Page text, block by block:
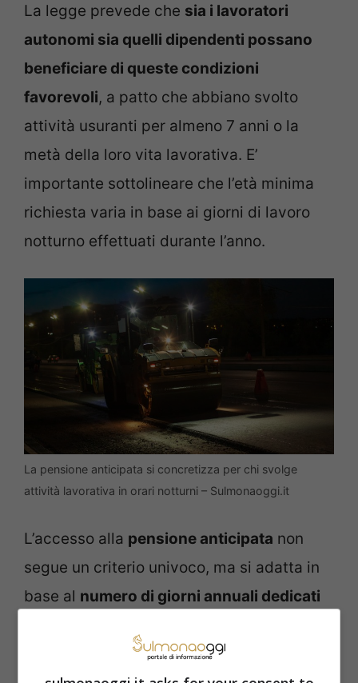
La legge prevede che sia i lavoratori
autonomi sia quelli dipendenti possano
beneficiare di queste condizioni
favorevoli, a patto che abbiano svolto
attività usuranti per almeno 7 anni o la
metà della loro vita lavorativa. E’
importante sottolineare che l’età minima
richiesta varia in base ai giorni di lavoro
notturno effettuati durante l’anno.
La pensione anticipata si concretizza per chi svolge
attività lavorativa in orari notturni – Sulmonaoggi.it
L’accesso alla pensione anticipata non
segue un criterio univoco, ma si adatta in
base al numero di giorni annuali dedicati
dipendenti che hanno prestato attività